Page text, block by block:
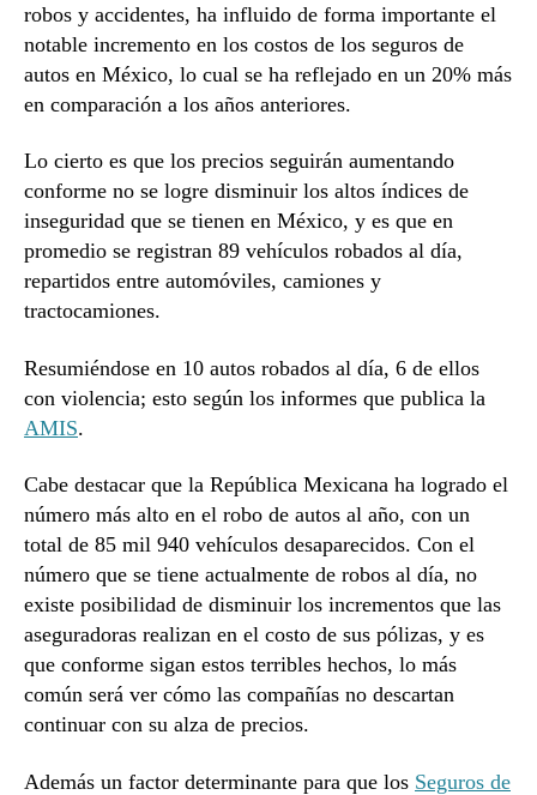
robos y accidentes, ha influido de forma importante el
notable incremento en los costos de los seguros de
autos en México, lo cual se ha reflejado en un 20% más
en comparación a los años anteriores.
Lo cierto es que los precios seguirán aumentando
conforme no se logre disminuir los altos índices de
inseguridad que se tienen en México, y es que en
promedio se registran 89 vehículos robados al día,
repartidos entre automóviles, camiones y
tractocamiones.
Resumiéndose en 10 autos robados al día, 6 de ellos
con violencia; esto según los informes que publica la
AMIS.
Cabe destacar que la República Mexicana ha logrado el
número más alto en el robo de autos al año, con un
total de 85 mil 940 vehículos desaparecidos. Con el
número que se tiene actualmente de robos al día, no
existe posibilidad de disminuir los incrementos que las
aseguradoras realizan en el costo de sus pólizas, y es
que conforme sigan estos terribles hechos, lo más
común será ver cómo las compañías no descartan
continuar con su alza de precios.
Además un factor determinante para que los Seguros de